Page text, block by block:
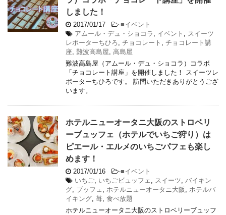
しました！
2017/01/17 -■イベント
アムール・デュ・ショコラ , イベント , スイーツ
レポーターちひろ , チョコレート , チョコレート講
座, 難波高島屋, 高島屋
難波高島屋（アムール・デュ・ショコラ）コラボ
「チョコレート講座」を開催しました！ スイーツレ
ポーターちひろです。 訪問いただきありがとうござ
います。
ホテルニューオータニ大阪のストロベリ
ーブュッフェ（ホテルでいちご狩り）は
ピエール・エルメのいちごパフェも楽し
めます！
2017/01/16 -■イベント
いちご, いちごビュッフェ , スイーツ, バイキン
グ, ブッフェ , ホテルニューオータニ大阪 , ホテルバ
イキング, 苺, 食べ放題
ホテルニューオータニ大阪のストロベリーブュッフ